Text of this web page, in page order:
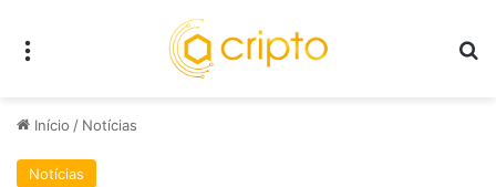
Início / Notícias
Notícias